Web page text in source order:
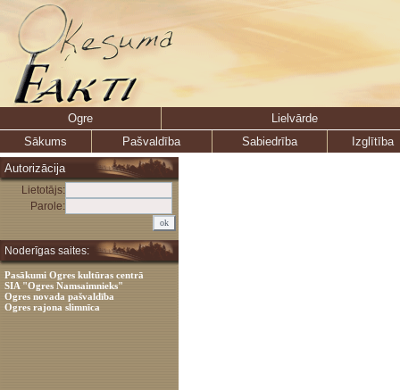
Ogre
Lielvārde
Sākums
Pašvaldība Sabiedrība
Izglītība
Autorizācija
Lietotājs:
Parole:
Noderīgas saites:
Pasākumi Ogres kultūras centrā
SIA "Ogres Namsaimnieks"
Ogres novada pašvaldība
Ogres rajona slimnīca